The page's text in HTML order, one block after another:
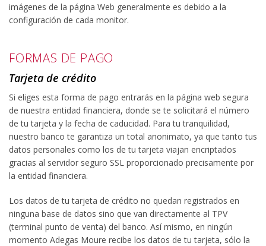
imágenes de la página Web generalmente es debido a la
configuración de cada monitor.
FORMAS DE PAGO
Tarjeta de crédito
Si eliges esta forma de pago entrarás en la página web segura
de nuestra entidad financiera, donde se te solicitará el número
de tu tarjeta y la fecha de caducidad. Para tu tranquilidad,
nuestro banco te garantiza un total anonimato, ya que tanto tus
datos personales como los de tu tarjeta viajan encriptados
gracias al servidor seguro SSL proporcionado precisamente por
la entidad financiera.
Los datos de tu tarjeta de crédito no quedan registrados en
ninguna base de datos sino que van directamente al TPV
(terminal punto de venta) del banco. Así mismo, en ningún
momento Adegas Moure recibe los datos de tu tarjeta, sólo la